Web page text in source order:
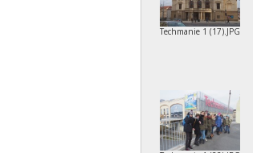
Techmanie 1 (17).JPG